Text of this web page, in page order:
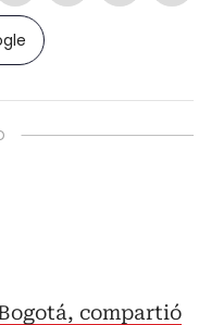
compartió